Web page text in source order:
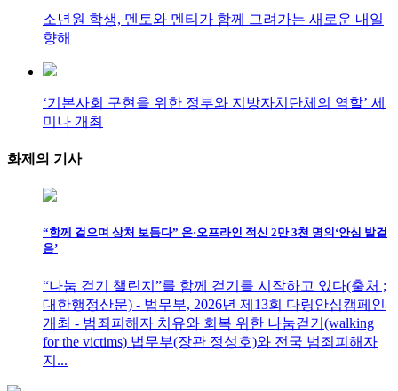
소년원 학생, 멘토와 멘티가 함께 그려가는 새로운 내일
향해
‘기본사회 구현을 위한 정부와 지방자치단체의 역할’ 세
미나 개최
화제의 기사
“함께 걸으며 상처 보듬다” 온·오프라인 적신 2만 3천 명의‘안심 발걸
음’
“나눔 걷기 챌린지”를 함께 걷기를 시작하고 있다(출처 ;
대한행정산문) - 법무부, 2026년 제13회 다링안심캠페인
개최 - 범죄피해자 치유와 회복 위한 나눔걷기(walking
for the victims) 법무부(장관 정성호)와 전국 범죄피해자
지...